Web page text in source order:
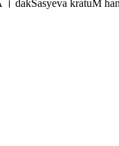
। dakSasyeva kratuM